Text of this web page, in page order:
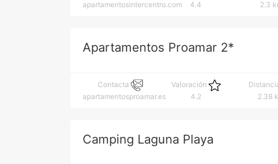
apartamentosintercentro.com
4.4
2.3
Apartamentos Proamar 2*
Contacta
apartamentosproamar.es
Valoración
4.2
2.38
Camping Laguna Playa